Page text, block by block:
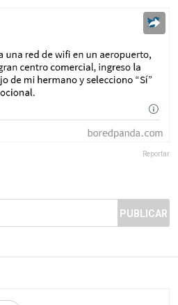
Reportar
PUBLICAR